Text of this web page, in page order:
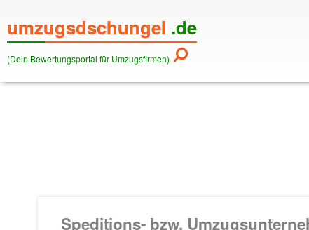
umzugsdschungel .de
(Dein Bewertungsportal für Umzugsfirmen)
Speditions- bzw.